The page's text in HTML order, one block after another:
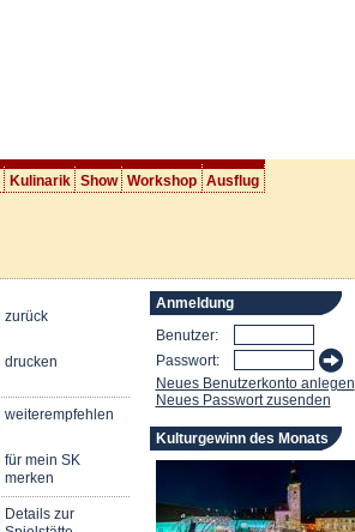
Kulinarik Show Workshop Ausflug
zurück
drucken
weiterempfehlen
für mein SK
merken
Details zur
Anmeldung
Benutzer:
Passwort:
Neues Benutzerkonto anlegen
Neues Passwort zusenden
Kulturgewinn des Monats